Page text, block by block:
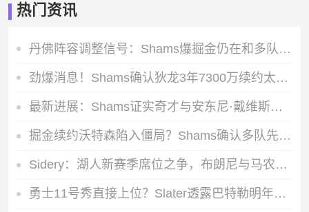
热门资讯
丹佛阵容调整信号：Shams爆掘金仍在和多队推进沃特森先签后换谈判
劲爆消息！Shams确认狄龙3年7300万续约太阳 铁血侧翼长留凤凰城
最新进展：Shams证实奇才与安东尼·戴维斯暂时搁置续约相关沟通
掘金续约沃特森陷入僵局？Shams确认多队先签后换谈判仍在进行
Sidery：湖人新赛季席位之争，布朗尼与马农的最后一个轮换名额对决
勇士11号秀直接上位？Slater透露巴特勒明年2月复出，伦德伯格获重点培养